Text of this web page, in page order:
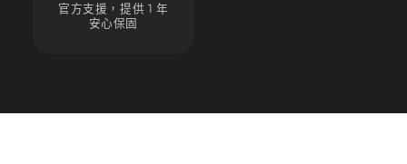
官方支援，提供 1 年
安心保固